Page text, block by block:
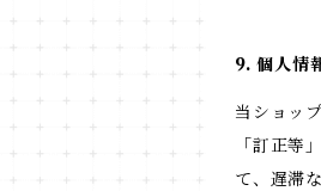
9. 個人情
当ショッ
「訂正等
て、遅滞